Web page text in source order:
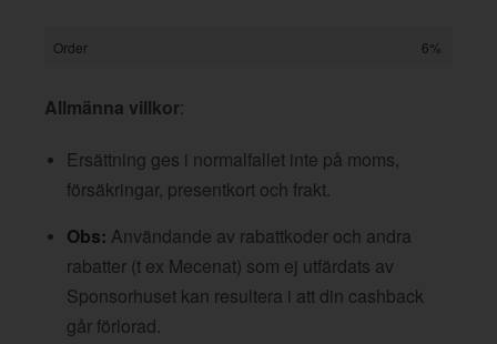
Order 6%
Allmänna villkor:
Ersättning ges i normalfallet inte på moms,
försäkringar, presentkort och frakt.
Obs: Användande av rabattkoder och andra
rabatter (t ex Mecenat) som ej utfärdats av
Sponsorhuset kan resultera i att din cashback
går förlorad.